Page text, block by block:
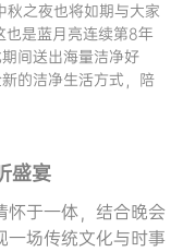
之夜也将如期与大家
也是蓝月亮连续第8年
间送出海量洁净好
的洁净生活方式 ， 陪
盛宴
怀于一体，结合晚会
一场传统文化与时事